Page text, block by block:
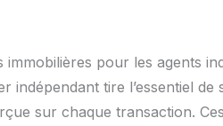
immobilières pour les agents
indépendant tire l’essentiel
sur chaque transaction.